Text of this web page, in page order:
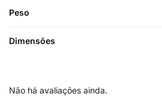
Peso
Dimensões
Não há avaliações ainda.